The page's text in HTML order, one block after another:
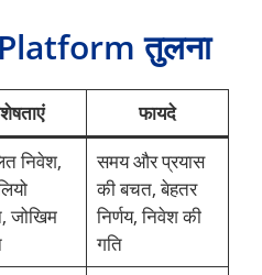
तुलना
फायदे
निवेश,
जोखिम
समय और प्रयास
की बचत, बेहतर
निर्णय, निवेश की
गति